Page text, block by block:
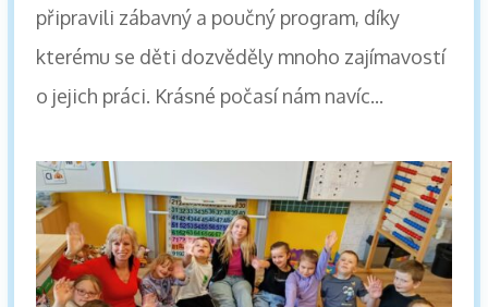
připravili zábavný a poučný program, díky
kterému se děti dozvěděly mnoho zajímavostí
o jejich práci. Krásné počasí nám navíc...